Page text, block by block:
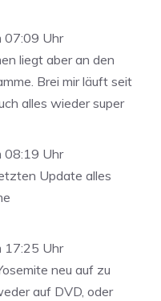
07:09 Uhr
liegt aber an den
Brei mir läuft seit
alles wieder super
08:19 Uhr
Update alles
17:25 Uhr
neu auf zu
auf DVD, oder